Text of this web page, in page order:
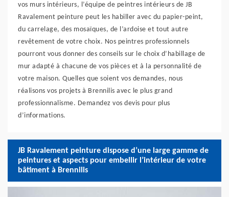
vos murs intérieurs, l’équipe de peintres intérieurs de JB
Ravalement peinture peut les habiller avec du papier-peint,
du carrelage, des mosaïques, de l’ardoise et tout autre
revêtement de votre choix. Nos peintres professionnels
pourront vous donner des conseils sur le choix d’habillage de
mur adapté à chacune de vos pièces et à la personnalité de
votre maison. Quelles que soient vos demandes, nous
réalisons vos projets à Brennilis avec le plus grand
professionnalisme. Demandez vos devis pour plus
d’informations.
JB Ravalement peinture dispose d’une large gamme de
peintures et aspects pour embellir l’intérieur de votre
bâtiment à Brennilis